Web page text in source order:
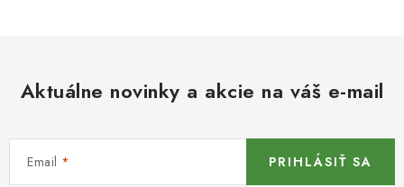
Aktuálne novinky a akcie na váš e-mail
Email PRIHLÁSIŤ SA